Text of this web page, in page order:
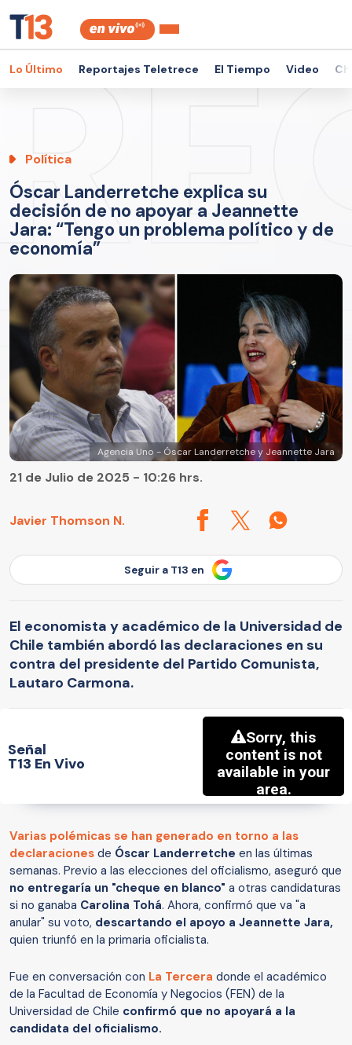
Lo Último Reportajes Teletrece El Tiempo Video
Política
Óscar Landerretche explica su
decisión de no apoyar a Jeannette
Jara: “Tengo un problema político y de
economía”
Agencia Uno - Óscar Landerretche y Jeannette Jara
Javier Thomson N.
21 de Julio de 2025 - 10:26 hrs.
Seguir a T13 en
El economista y académico de la Universidad de
Chile también abordó las declaraciones en su
contra del presidente del Partido Comunista,
Lautaro Carmona.
Señal
T13 En Vivo
Varias polémicas se han generado en torno a las
declaraciones de Óscar Landerretche en las últimas
semanas. Previo a las elecciones del oficialismo, aseguró que
no entregaría un "cheque en blanco" a otras candidaturas
si no ganaba Carolina Tohá. Ahora, confirmó que va "a
anular" su voto, descartando el apoyo a Jeannette Jara,
quien triunfó en la primaria oficialista.
Fue en conversación con La Tercera donde el académico
de la Facultad de Economía y Negocios (FEN) de la
Universidad de Chile confirmó que no apoyará a la
candidata del oficialismo.